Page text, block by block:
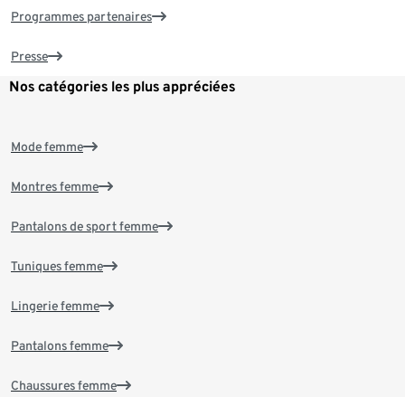
Programmes partenaires
Presse
Nos catégories les plus appréciées
Mode femme
Montres femme
Pantalons de sport femme
Tuniques femme
Lingerie femme
Pantalons femme
Chaussures femme